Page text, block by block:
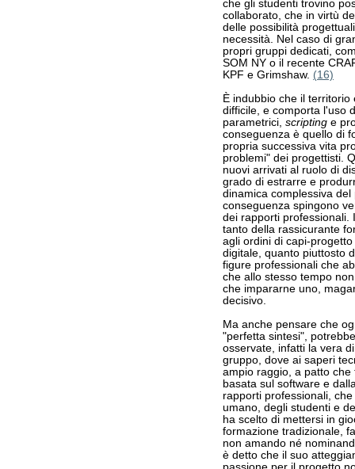
che gli studenti trovino
collaborato, che in virtù
delle possibilità
necessità. Nel caso di
propri gruppi dedicati,
SOM NY o il recente
KPF e Grimshaw. (16)
È indubbio che il
difficile, e comporta l'uso
parametrici, scripting e
conseguenza è quello di
propria successiva vita
problemi" dei progettisti.
nuovi arrivati al ruolo di
grado di estrarre e
dinamica complessiva
conseguenza spingono
dei rapporti professionali.
tanto della rassicurante
agli ordini di capi-
digitale, quanto piuttosto
figure professionali che
che allo stesso tempo
che impararne uno,
decisivo.
Ma anche pensare che
"perfetta sintesi",
osservate, infatti la vera
gruppo, dove ai saperi
ampio raggio, a patto
basata sul software e
rapporti professionali,
umano, degli studenti e
ha scelto di mettersi in
formazione tradizionale,
non amando né
è detto che il suo